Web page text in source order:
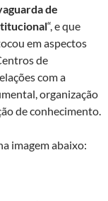
de
“, e que
em aspectos
de
com a
organização
de conhecimento.
imagem abaixo: